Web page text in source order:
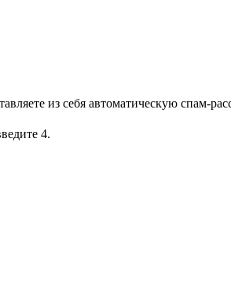
из себя автоматическую спам-
4.